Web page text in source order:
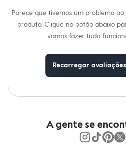
Roupas
Bermudas
Camisas
Casacos e Jaquetas
Bolsas e Mochilas
Chapéus e Bonés
Parece que tivemos um problema
produto. Clique no botão abaixo
vamos fazer tudo
Recarregar
A gente se